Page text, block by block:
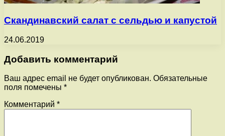
Скандинавский салат с сельдью и капустой
24.06.2019
Добавить комментарий
Ваш адрес email не будет опубликован. Обязательные
поля помечены *
Комментарий *